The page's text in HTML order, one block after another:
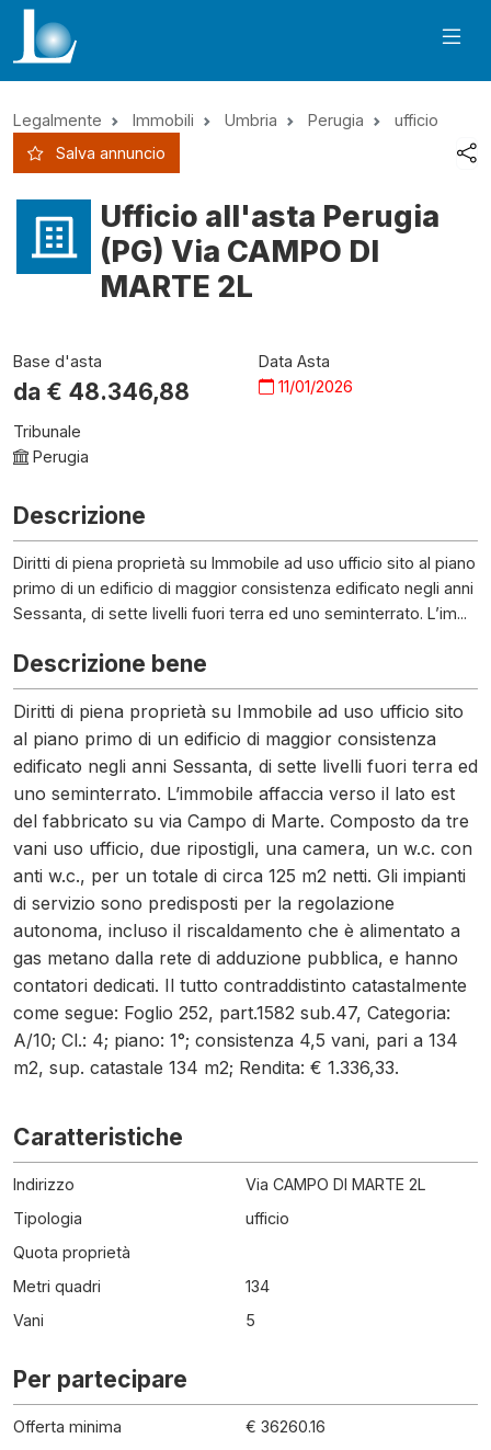
Legalmente Immobili Umbria Perugia
ufficio
Salva annuncio
Ufficio all'asta Perugia
(PG) Via CAMPO DI
MARTE 2L
Base d'asta
da € 48.346,88
Data Asta
11/01/2026
Tribunale
Perugia
Descrizione
Diritti di piena proprietà su Immobile ad uso ufficio sito al piano
primo di un edificio di maggior consistenza edificato negli anni
Sessanta, di sette livelli fuori terra ed uno seminterrato. L’im...
Descrizione bene
Diritti di piena proprietà su Immobile ad uso ufficio sito
al piano primo di un edificio di maggior consistenza
edificato negli anni Sessanta, di sette livelli fuori terra ed
uno seminterrato. L’immobile affaccia verso il lato est
del fabbricato su via Campo di Marte. Composto da tre
vani uso ufficio, due ripostigli, una camera, un w.c. con
anti w.c., per un totale di circa 125 m2 netti. Gli impianti
di servizio sono predisposti per la regolazione
autonoma, incluso il riscaldamento che è alimentato a
gas metano dalla rete di adduzione pubblica, e hanno
contatori dedicati. Il tutto contraddistinto catastalmente
come segue: Foglio 252, part.1582 sub.47, Categoria:
A/10; Cl.: 4; piano: 1°; consistenza 4,5 vani, pari a 134
m2, sup. catastale 134 m2; Rendita: € 1.336,33.
Caratteristiche
Indirizzo
Via CAMPO DI MARTE 2L
Tipologia
ufficio
Quota proprietà
Metri quadri
134
Vani
5
Per partecipare
Offerta minima
€ 36260.16